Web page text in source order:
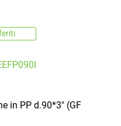
in PP d.90*3" (GF